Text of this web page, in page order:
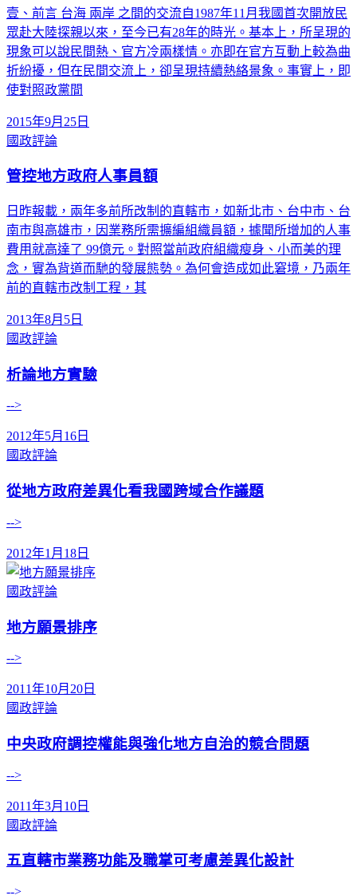
壹、前言 台海 兩岸 之間的交流自1987年11月我國首次開放民
眾赴大陸探親以來，至今已有28年的時光。基本上，所呈現的
現象可以說民間熱、官方冷兩樣情。亦即在官方互動上較為曲
折紛擾，但在民間交流上，卻呈現持續熱絡景象。事實上，即
使對照政黨間
2015年9月25日
國政評論
管控地方政府人事員額
日昨報載，兩年多前所改制的直轄市，如新北市、台中市、台
南市與高雄市，因業務所需擴編組織員額，據聞所增加的人事
費用就高達了 99億元。對照當前政府組織瘦身、小而美的理
念，實為背道而馳的發展態勢。為何會造成如此窘境，乃兩年
前的直轄市改制工程，其
2013年8月5日
國政評論
析論地方實驗
-->
2012年5月16日
國政評論
從地方政府差異化看我國跨域合作議題
-->
2012年1月18日
國政評論
地方願景排序
-->
2011年10月20日
國政評論
中央政府調控權能與強化地方自治的競合問題
-->
2011年3月10日
國政評論
五直轄市業務功能及職掌可考慮差異化設計
-->